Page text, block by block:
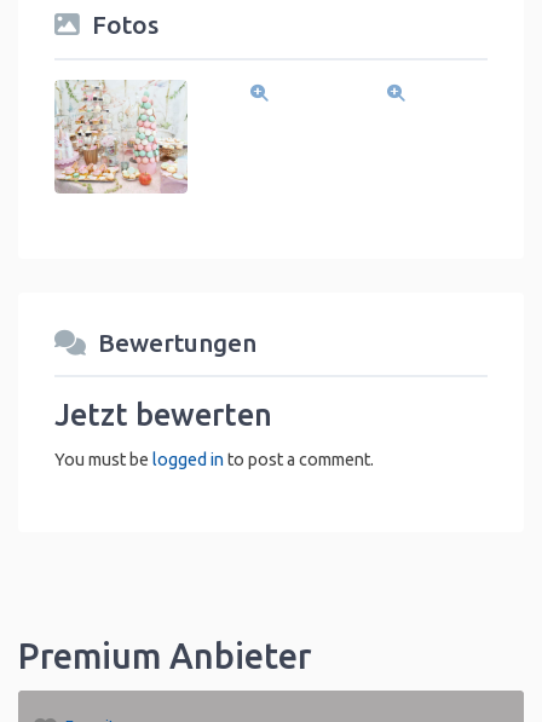
Fotos
Bewertungen
Jetzt bewerten
You must be logged into post a comment.
Premium Anbieter